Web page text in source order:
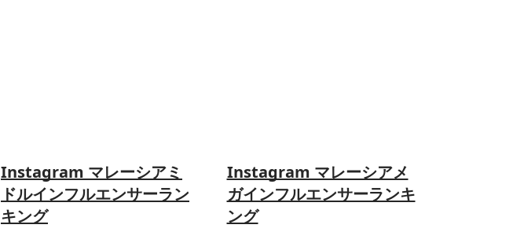
Instagram マレーシアミ
ドルインフルエンサーラン
キング
Instagram マレーシアメ
ガインフルエンサーランキ
ング